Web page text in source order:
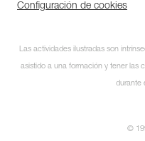
Configuración de cookies
Las actividades ilustradas son
asistido a una formación y tener las
durante
©